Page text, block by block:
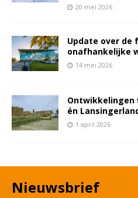
20 mei 2026
Update over de
onafhankelijke
14 mei 2026
Ontwikkelingen
én
1 april 2026
Nieuwsbrief